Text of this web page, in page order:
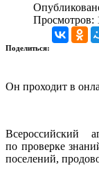
Просмотров:
Поделиться:
Он проходит в
Всероссийский
по проверке
поселений,